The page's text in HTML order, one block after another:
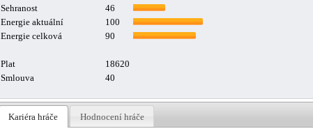
Sehranost
46
Energie aktuální
100
Energie celková
90
Plat
18620
Smlouva
40
Kariéra hráče Hodnocení hráče